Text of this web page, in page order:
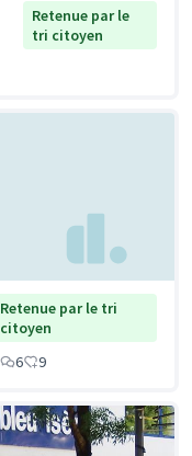
Retenue par le
tri citoyen
Retenue par le tri
citoyen
6 9